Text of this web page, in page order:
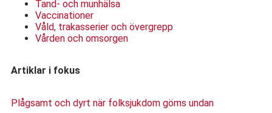
Tand- och munhälsa
Vaccinationer
Våld, trakasserier och övergrepp
Vården och omsorgen
Artiklar i fokus
Plågsamt och dyrt när folksjukdom göms undan